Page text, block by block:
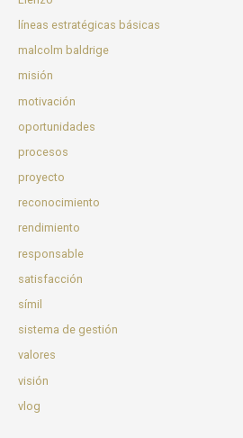
líneas estratégicas básicas
malcolm baldrige
misión
motivación
oportunidades
procesos
proyecto
reconocimiento
rendimiento
responsable
satisfacción
símil
sistema de gestión
valores
visión
vlog